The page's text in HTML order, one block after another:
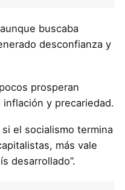
buscaba
desconfianza y
prosperan
y precariedad.
el socialismo termina
más vale
desarrollado”.